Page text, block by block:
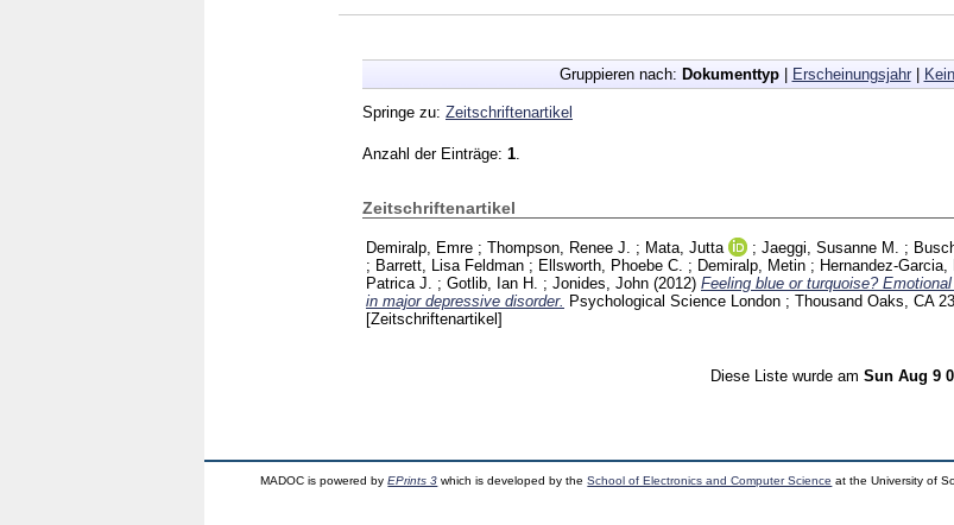
Gruppieren nach: Dokumenttyp| Erscheinungsjahr|
Springe zu: Zeitschriftenartikel
Anzahl der Einträge: 1
Zeitschriftenartikel
Demiralp, Emre ; Thompson, Renee J. ; Mata, Jutta ; Jaeggi, Susanne M. ;
; Barrett, Lisa Feldman ; Ellsworth, Phoebe C. ; Demiralp, Metin ; Hernandez-Garcia,
Patrica J.
; Gotlib, Ian H. ; Jonides, John (2012) Feeling blue or turquoise?
in major depressive disorder. Psychological Science London ; Thousand Oaks, CA
[Zeitschriftenartikel]
Diese Liste wurde am Sun Aug 9
MADOC is powered byEPrints 3 which is developed by theSchool of Electronics and Computer Science at the University of